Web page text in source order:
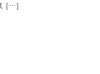
[…]